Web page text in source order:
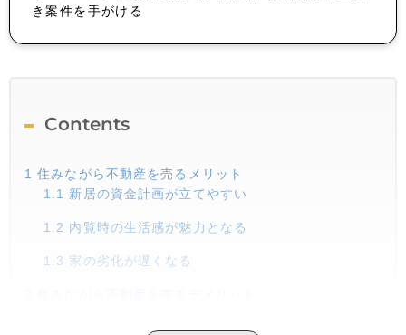
き案件を手がける
Contents
1 住みながら不動産を売るメリット
1.1 新居の資金計画が立てやすい
1.2 内覧時の生活感が魅力となる
1.3 家の劣化が遅くなる